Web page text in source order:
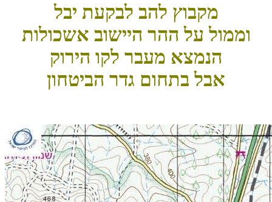
מקבוץ להב לבקעת יבל
וממול על ההר היישוב אשכולות
הנמצא מעבר לקו הירוק
אבל בתחום גדר הביטחון